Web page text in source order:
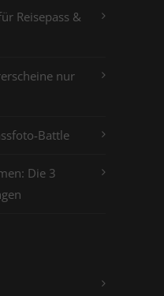
Reisepass &
nur
Battle
Die 3